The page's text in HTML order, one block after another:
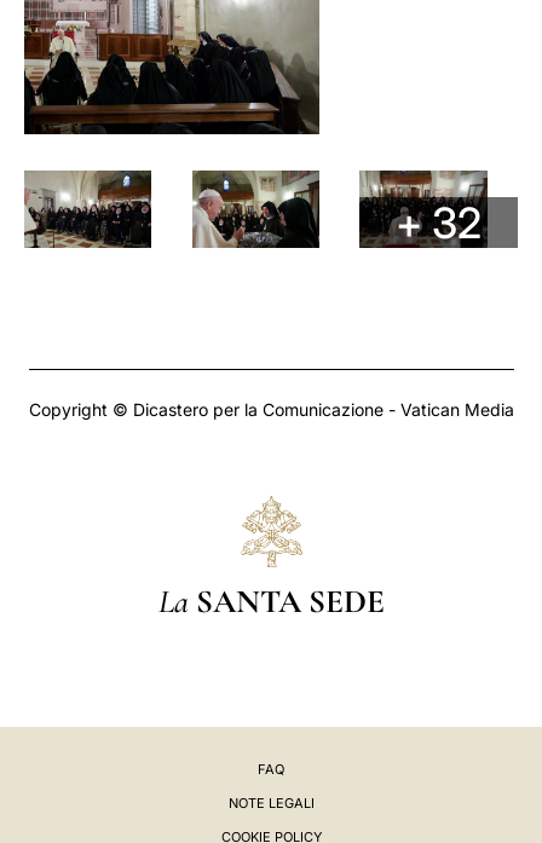
+ 32
Copyright © Dicastero per la Comunicazione - Vatican Media
La SANTA SEDE
FAQ
NOTE LEGALI
COOKIE POLICY